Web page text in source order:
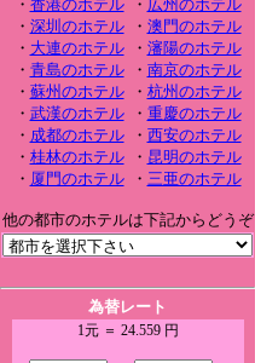
・ 香港のホテル・ 広州のホテル
・ 深圳のホテル・ 澳門のホテル
・ 大連のホテル・ 瀋陽のホテル
・ 青島のホテル・ 南京のホテル
・ 蘇州のホテル・ 杭州のホテル
・ 武漢のホテル・ 重慶のホテル
・ 成都のホテル・ 西安のホテル
・ 桂林のホテル・ 昆明のホテル
・ 厦門のホテル・ 三亜のホテル
他の都市のホテルは下記からどうぞ
為替レート
1元 ＝ 24.559 円